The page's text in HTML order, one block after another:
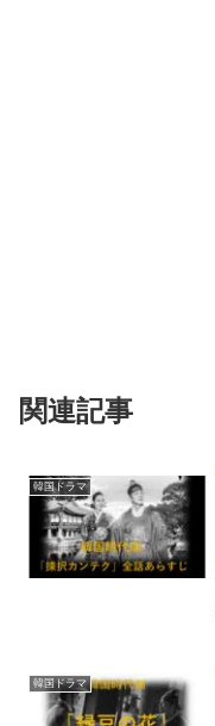
関連記事
韓国ドラマ
韓国ドラマ